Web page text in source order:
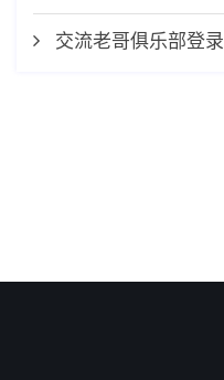
交流老哥俱乐部登录